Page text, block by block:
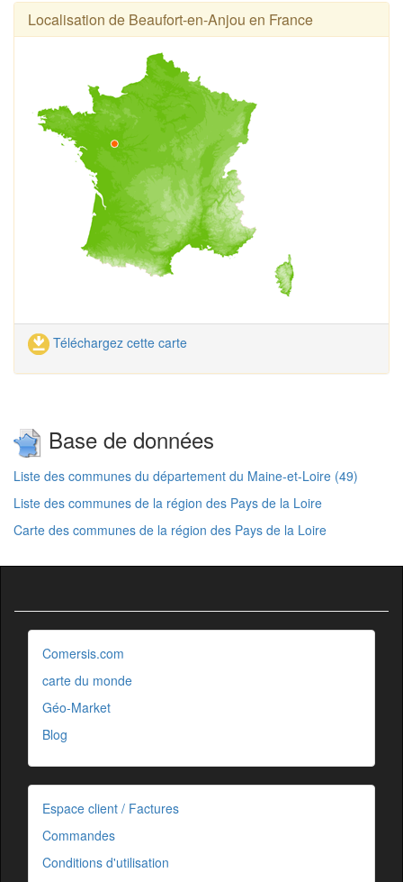
Localisation de Beaufort-en-Anjou en France
Téléchargez cette carte
Base de données
Liste des communes du département du Maine-et-Loire (49)
Liste des communes de la région des Pays de la Loire
Carte des communes de la région des Pays de la Loire
Comersis.com
carte du monde
Géo-Market
Blog
Espace client / Factures
Commandes
Conditions d'utilisation